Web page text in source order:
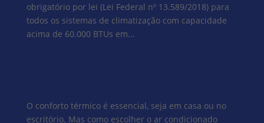
obrigatório por lei (Lei Federal nº 13.589/2018) para
todos os sistemas de climatização com capacidade
acima de 60.000 BTUs em...
O conforto térmico é essencial, seja em casa ou no
escritório. Mas como escolher o ar condicionado